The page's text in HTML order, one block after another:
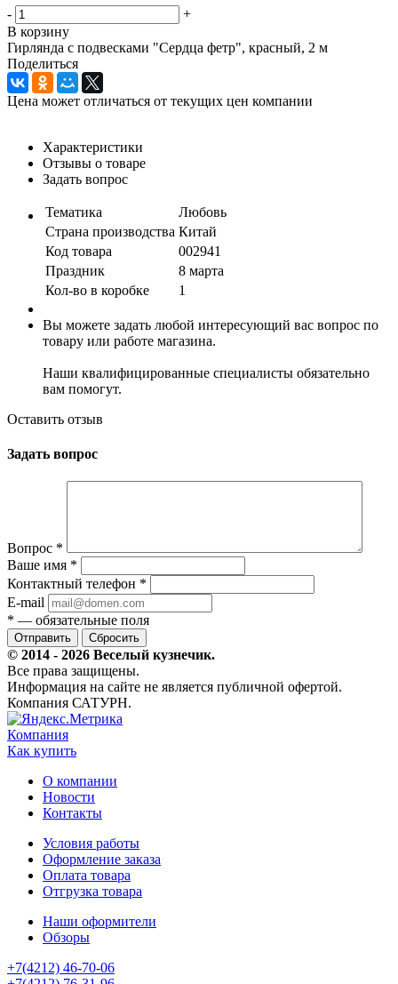
-
+
В корзину
Гирлянда с подвесками "Сердца фетр", красный, 2 м
Поделиться
Цена может отличаться от текущих цен компании
Характеристики
Отзывы о товаре
Задать вопрос
Тематика
Любовь
Страна производства Китай
Код товара
002941
Праздник
8 марта
Кол-во в коробке
1
Вы можете задать любой интересующий вас вопрос по
товару или работе магазина.
Наши квалифицированные специалисты обязательно
вам помогут.
Оставить отзыв
Задать вопрос
Вопрос *
Ваше имя *
Контактный телефон *
E-mail
* — обязательные поля
Сбросить
© 2014 - 2026 Веселый кузнечик.
Все права защищены.
Информация на сайте не является публичной офертой.
Компания САТУРН.
Компания
Как купить
О компании
Новости
Контакты
Условия работы
Оформление заказа
Оплата товара
Отгрузка товара
Наши оформители
Обзоры
+7(4212) 46-70-06